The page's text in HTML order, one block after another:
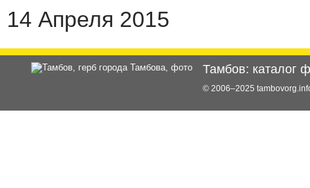
14 Апреля 2015
Тамбов: каталог
© 2006–2025